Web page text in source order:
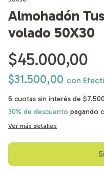
Almohadón
volado 50X30
$45.000,00
$31.500,00 con
6 cuotas sin interés de
30% de descuento pagando
Ver más detalles